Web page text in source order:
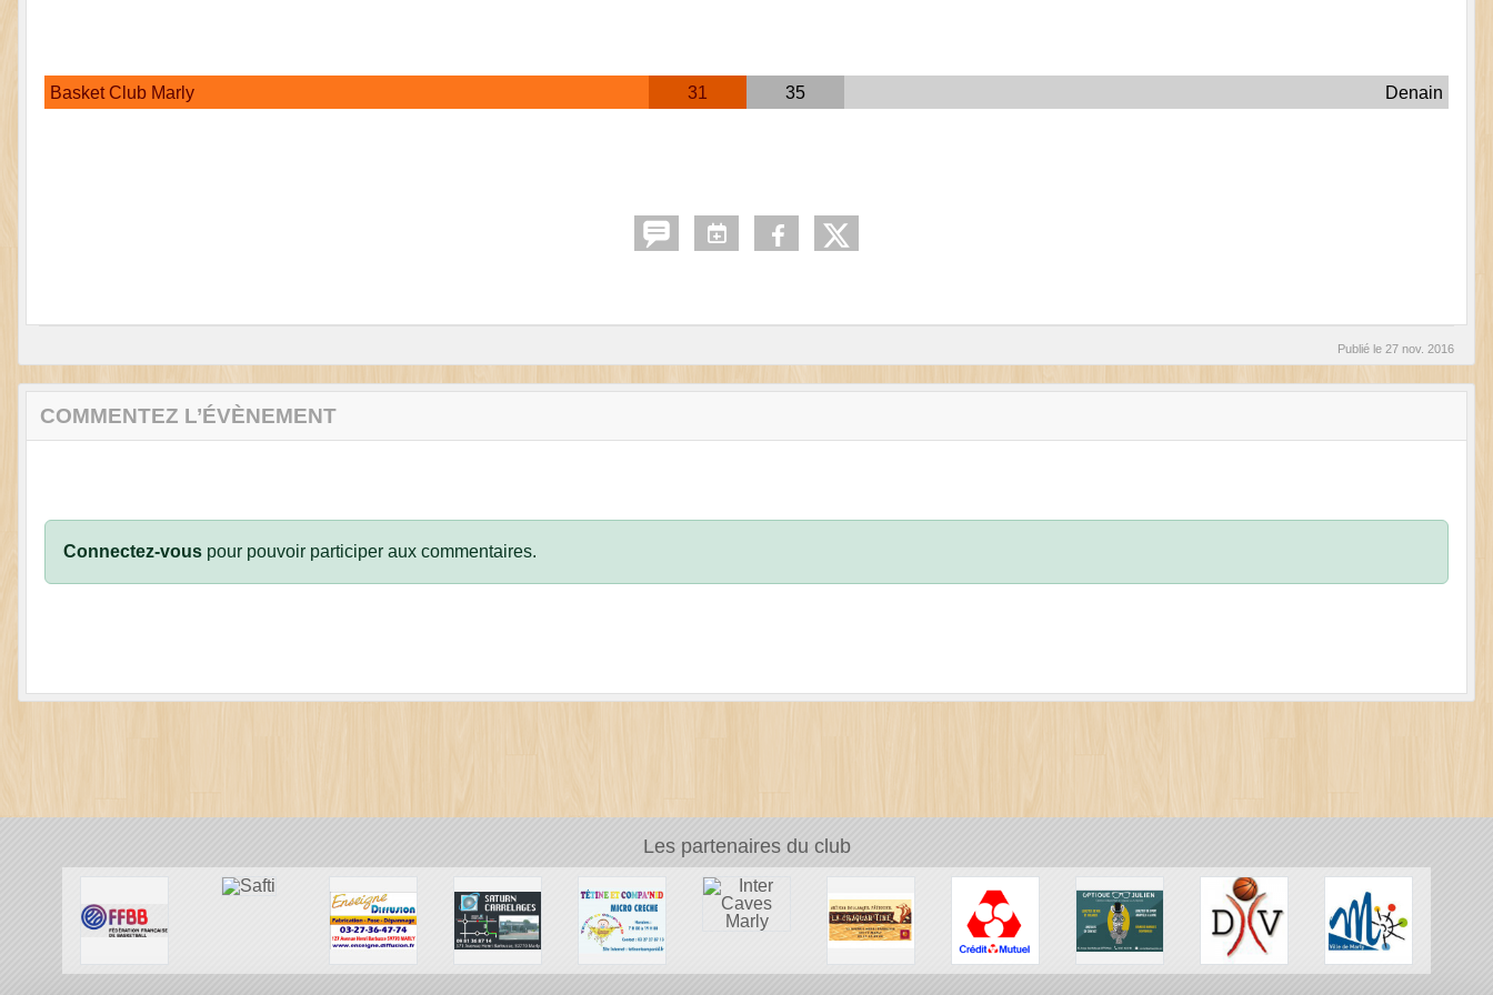
Basket Club Marly 31 35 Denain
Publié le 27 nov. 2016
COMMENTEZ L’ÉVÈNEMENT
Connectez-vous pour pouvoir participer aux commentaires.
Les partenaires du club